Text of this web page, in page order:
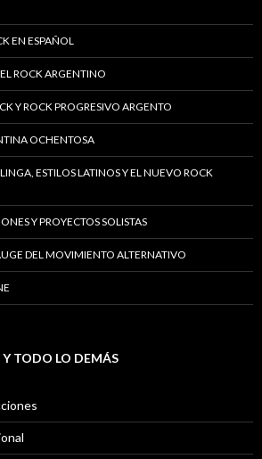
EN ESPAÑOL
ROCK ARGENTINO
Y ROCK PROGRESIVO ARGENTO
OCHENTOSA
ESTILOS LATINOS Y EL NUEVO ROCK
Y PROYECTOS SOLISTAS
DEL MOVIMIENTO ALTERNATIVO
TODO LO DEMÁS